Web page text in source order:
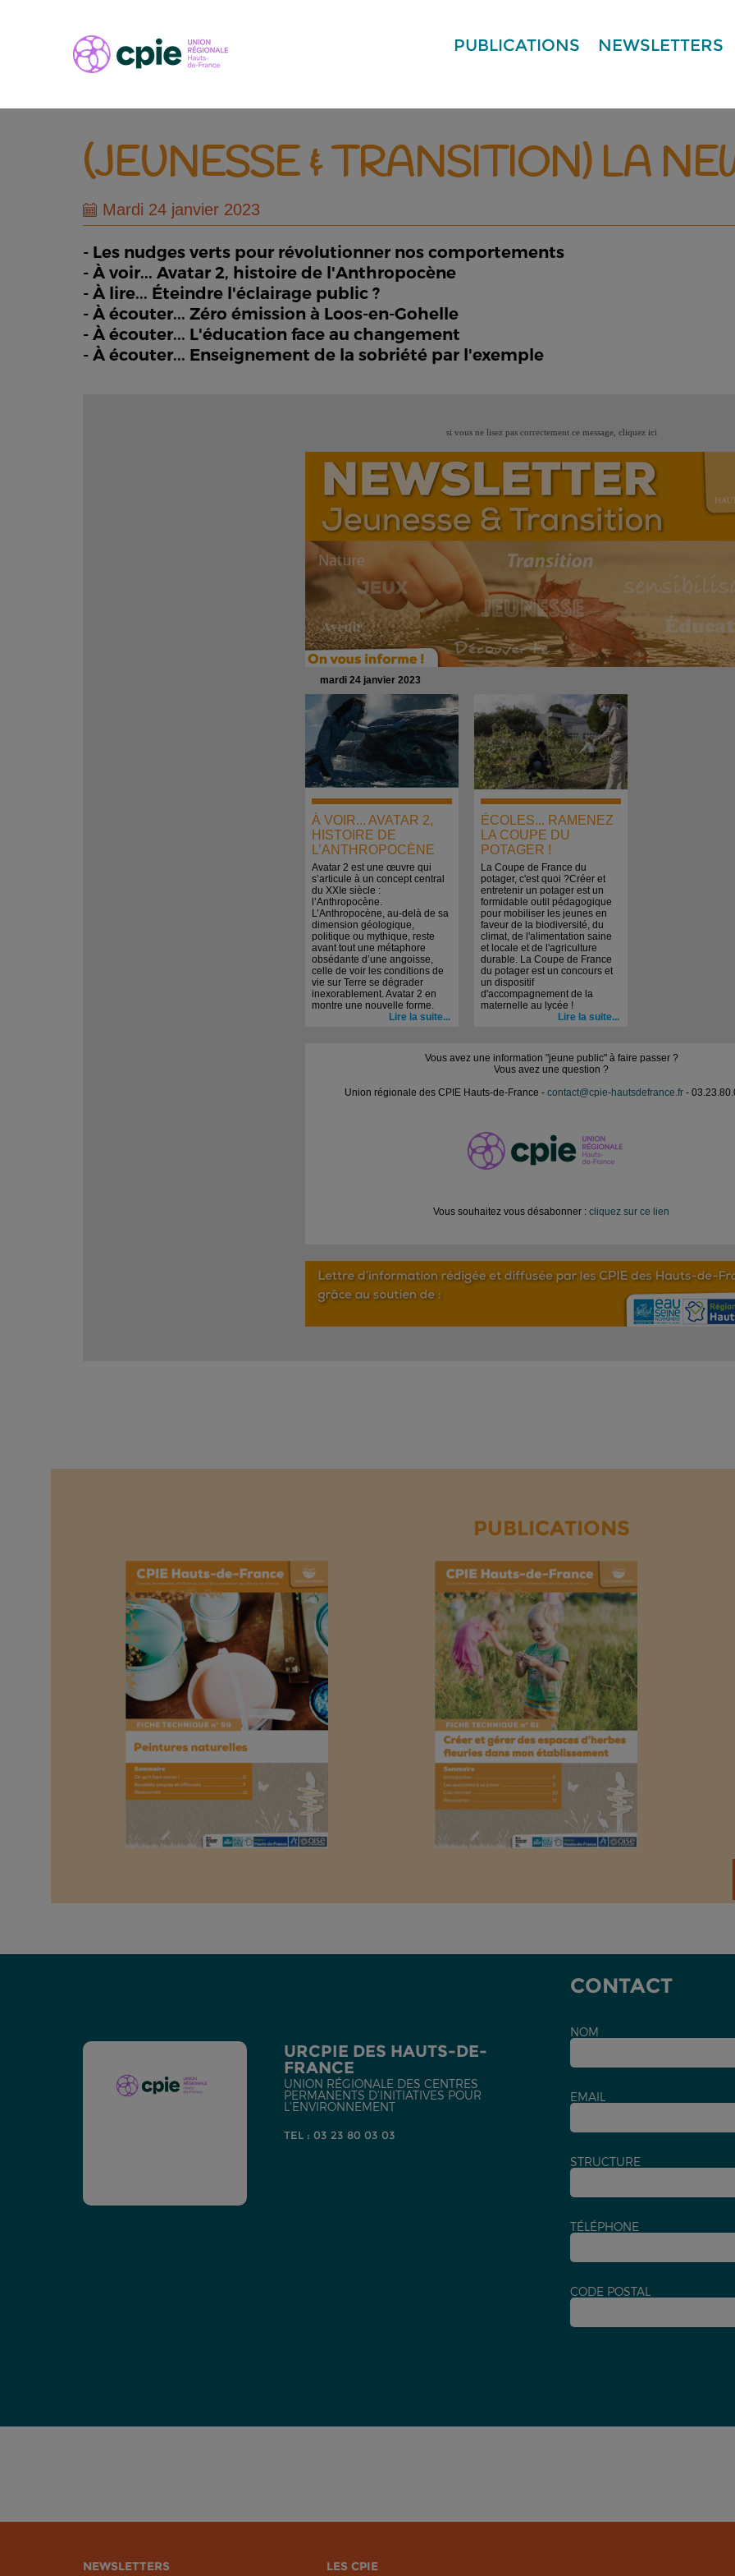
PUBLICATIONS NEWSLETTERS
(JEUNESSE & TRANSITION) LA
Mardi 24 janvier 2023
- Les nudges verts pour révolutionner nos comportements
- À voir... Avatar 2, histoire de l'Anthropocène
- À lire... Éteindre l'éclairage public ?
- À écouter... Zéro émission à Loos-en-Gohelle
- À écouter... L'éducation face au changement
- À écouter... Enseignement de la sobriété par l'exemple
si vous ne lisez pas correctement ce message, cliquez ici
mardi 24 janvier 2023
À VOIR... AVATAR 2,
HISTOIRE DE
L’ANTHROPOCÈNE
Avatar 2 est une œuvre qui
s’articule à un concept central
du XXIe siècle :
l’Anthropocène.
L’Anthropocène, au-delà de sa
dimension géologique,
politique ou mythique, reste
avant tout une métaphore
obsédante d’une angoisse,
celle de voir les conditions de
vie sur Terre se dégrader
inexorablement. Avatar 2 en
montre une nouvelle forme.
Lire la suite...
ÉCOLES... RAMENEZ
LA COUPE DU
POTAGER !
La Coupe de France du
potager, c'est quoi ?Créer et
entretenir un potager est un
formidable outil pédagogique
pour mobiliser les jeunes en
faveur de la biodiversité, du
climat, de l'alimentation saine
et locale et de l'agriculture
durable. La Coupe de France
du potager est un concours et
un dispositif
d'accompagnement de la
maternelle au lycée !
Lire la suite...
Vous avez une information "jeune public" à faire passer ?
Vous avez une question ?
Union régionale des CPIE Hauts-de-France - contact@cpie-hautsdefrance.fr-
Vous souhaitez vous désabonner : cliquez sur ce lien
PUBLICATIONS
URCPIE DES HAUTS-DE-
FRANCE
UNION RÉGIONALE DES CENTRES
PERMANENTS D'INITIATIVES POUR
L'ENVIRONNEMENT
TEL : 03 23 80 03 03
CONTACT
NOM
EMAIL
STRUCTURE
TÉLÉPHONE
CODE POSTAL
NEWSLETTERS LES CPIE